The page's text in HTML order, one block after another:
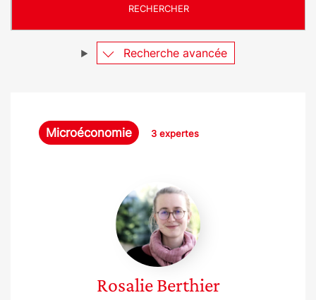
e
RECHERCHER
Recherche avancée
Microéconomie 3 expertes
Rosalie
Berthier
Rosalie Berthier